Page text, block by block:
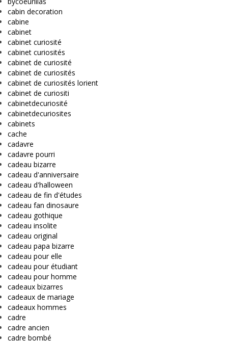
cabin decoration
cabine
cabinet
cabinet curiosité
cabinet curiosités
cabinet de curiosité
cabinet de curiosités
cabinet de curiosités lorient
cabinet de curiositi
cabinetdecuriosité
cabinetdecuriosites
cabinets
cache
cadavre
cadavre pourri
cadeau bizarre
cadeau d'anniversaire
cadeau d'halloween
cadeau de fin d'études
cadeau fan dinosaure
cadeau gothique
cadeau insolite
cadeau original
cadeau papa bizarre
cadeau pour elle
cadeau pour étudiant
cadeau pour homme
cadeaux bizarres
cadeaux de mariage
cadeaux hommes
cadre
cadre ancien
cadre bombé